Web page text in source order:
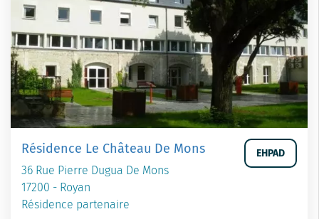
Résidence Le Château De Mons
36 Rue Pierre Dugua De Mons
17200 - Royan
Résidence partenaire
EHPAD